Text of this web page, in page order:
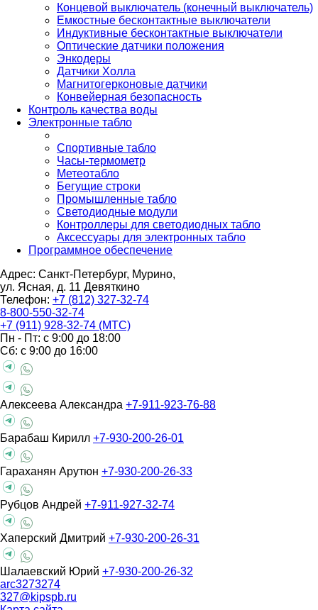
Концевой выключатель (конечный выключатель)
Емкостные бесконтактные выключатели
Индуктивные бесконтактные выключатели
Оптические датчики положения
Энкодеры
Датчики Холла
Магнитогерконовые датчики
Конвейерная безопасность
Контроль качества воды
Электронные табло
Спортивные табло
Часы-термометр
Метеотабло
Бегущие строки
Промышленные табло
Светодиодные модули
Контроллеры для светодиодных табло
Аксессуары для электронных табло
Программное обеспечение
Адрес: Санкт-Петербург, Мурино,
ул. Ясная, д. 11 Девяткино
Телефон: +7 (812) 327-32-74
8-800-550-32-74
+7 (911) 928-32-74 (МТС)
Пн - Пт: с 9:00 до 18:00
Сб: с 9:00 до 16:00
Алексеева Александра +7-911-923-76-88
Барабаш Кирилл +7-930-200-26-01
Гараханян Арутюн +7-930-200-26-33
Рубцов Андрей +7-911-927-32-74
Хаперский Дмитрий +7-930-200-26-31
Шалаевский Юрий +7-930-200-26-32
arc3273274
327@kipspb.ru